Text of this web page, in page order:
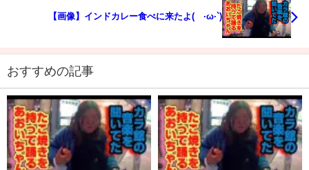
【画像】インドカレー食べに来たよ(´·ω·`)
おすすめの記事